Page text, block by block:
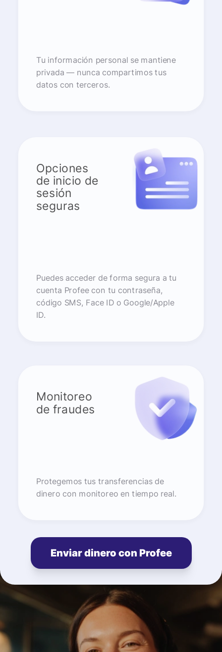
Tu información personal se mantiene
privada — nunca compartimos tus
datos con terceros.
Opciones
de inicio de
sesión
seguras
Puedes acceder de forma segura a tu
cuenta Profee con tu contraseña,
código SMS, Face ID o Google/Apple
ID.
Monitoreo
de fraudes
Protegemos tus transferencias de
dinero con monitoreo en tiempo real.
Enviar dinero con Profee